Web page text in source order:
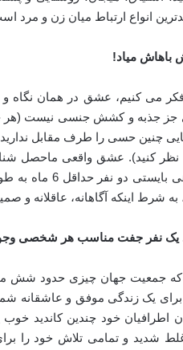
انواع ارتباط میان زن و مرد
فکر می کنیم، عشق در همان نگاه
جز جذبه و کشش جنسی نیست (هر
چنین حسی را طرف مقابل ندارید
کنید). عشق واقعی ماحصل
سطحی و آگاهی
شرط اینکه آگاهانه، عاقلانه و
جمعیت جهان چیزی حدود شش
برای یک زندگی موفق و عاشقانه
اطرافیان خود چندین کاندید
شدید و تمامی تلاش خود را